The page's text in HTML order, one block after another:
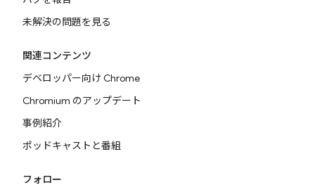
未解決の問題を見る
関連コンテンツ
デベロッパー向け Chrome
Chromium のアップデート
事例紹介
ポッドキャストと番組
フォロー